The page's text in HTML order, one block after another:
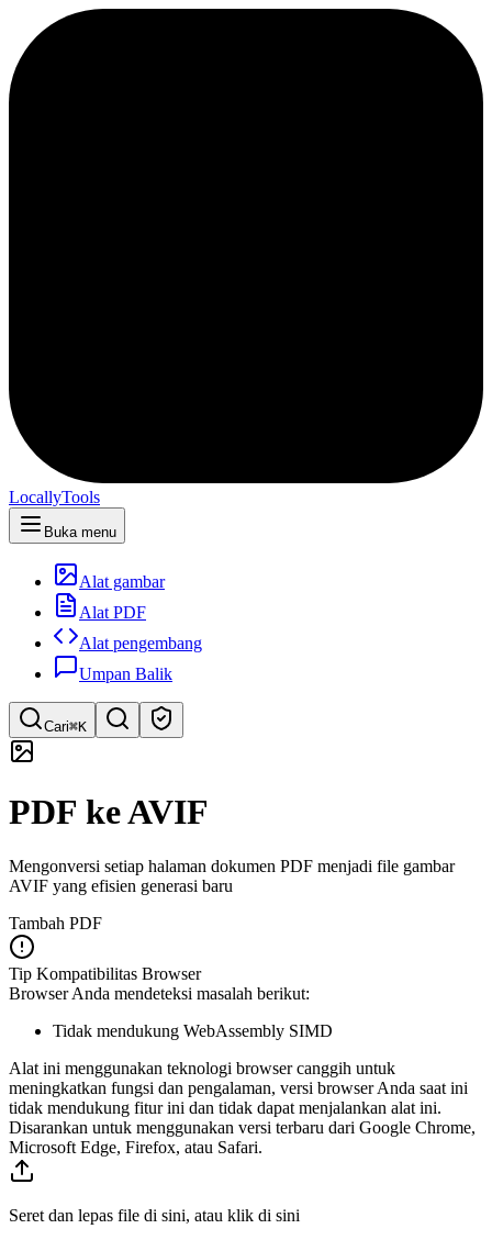
LocallyTools
Buka menu
Alat gambar
Alat PDF
Alat pengembang
Umpan Balik
Cari⌘K
Pencarian cepat untuk alat
PDF ke AVIF
Mengonversi setiap halaman dokumen PDF menjadi file gambar
AVIF yang efisien generasi baru
Tambah PDF
Tip Kompatibilitas Browser
Browser Anda mendeteksi masalah berikut:
Tidak mendukung WebAssembly SIMD
Alat ini menggunakan teknologi browser canggih untuk
meningkatkan fungsi dan pengalaman, versi browser Anda saat ini
tidak mendukung fitur ini dan tidak dapat menjalankan alat ini.
Disarankan untuk menggunakan versi terbaru dari Google Chrome,
Microsoft Edge, Firefox, atau Safari.
Seret dan lepas file di sini, atau klik di sini